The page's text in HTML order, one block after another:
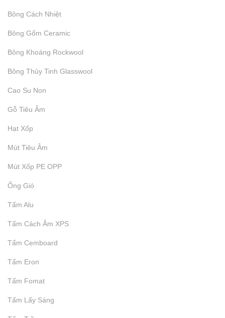
Cung Cấp Xốp Khối EPS
₫
Cung Cấp Xốp Khối EPS Tạo Hình
Bông Cách Nhiệt
Bông Gốm Ceramic
Bông Khoáng Rockwool
Bông Thủy Tinh Glasswool
Cao Su Non
Gỗ Tiêu Âm
Hạt Xốp
Mút Tiêu Âm
Mút Xốp PE OPP
Ống Gió
Tấm Alu
Tấm Cách Âm XPS
Tấm Cemboard
Tấm Eron
Tấm Fomat
Tấm Lấy Sáng